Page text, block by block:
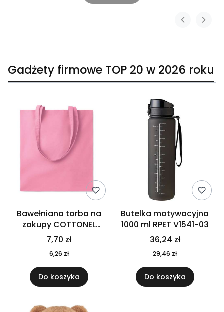
Gadżety firmowe TOP 20 w 2026 roku
Bawełniana torba na
zakupy COTTONEL
COLOUR++ MO9846-11
7,70 zł
6,26 zł
Do koszyka
Butelka motywacyjna
1000 ml RPET V1541-03
36,24 zł
29,46 zł
Do koszyka